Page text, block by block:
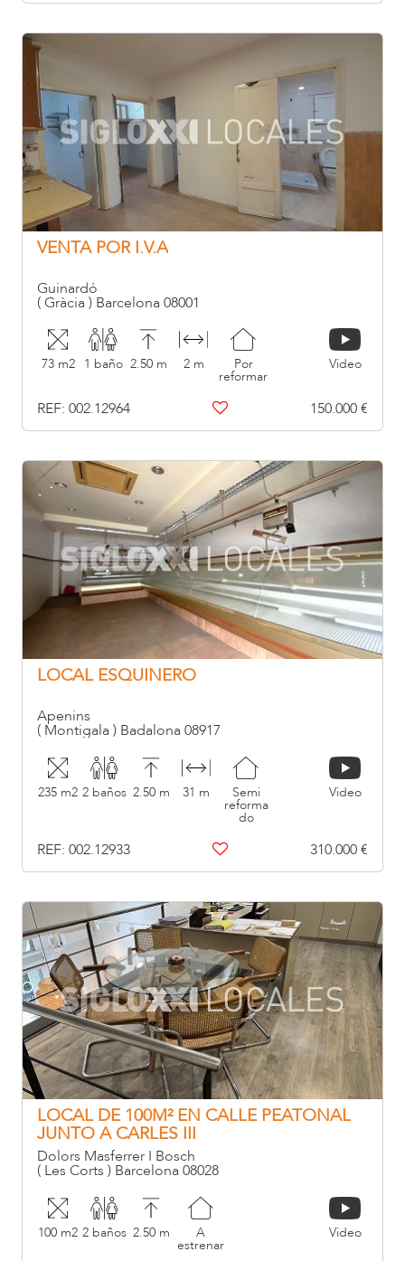
VENTA POR I.V.A
Guinardó
( Gràcia ) Barcelona 08001
73 m2 1 baño 2.50 m 2 m Por
reformar
Video
REF: 002.12964 150.000 €
LOCAL ESQUINERO
Apenins
( Montigala ) Badalona 08917
235 m2 2 baños 2.50 m 31 m Semi
reforma
do
Video
REF: 002.12933 310.000 €
LOCAL DE 100M² EN CALLE PEATONAL
JUNTO A CARLES III
Dolors Masferrer I Bosch
( Les Corts ) Barcelona 08028
100 m2 2 baños 2.50 m A
estrenar
Video